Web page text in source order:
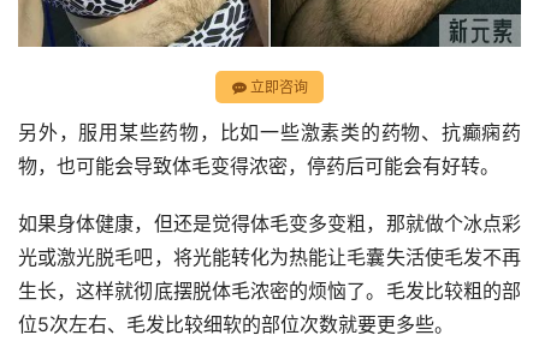
立即咨询
另外，服用某些药物，比如一些激素类的药物、抗癫痫药
物，也可能会导致体毛变得浓密，停药后可能会有好转。
如果身体健康，但还是觉得体毛变多变粗，那就做个冰点彩
光或激光脱毛吧，将光能转化为热能让毛囊失活使毛发不再
生长，这样就彻底摆脱体毛浓密的烦恼了。毛发比较粗的部
位5次左右、毛发比较细软的部位次数就要更多些。